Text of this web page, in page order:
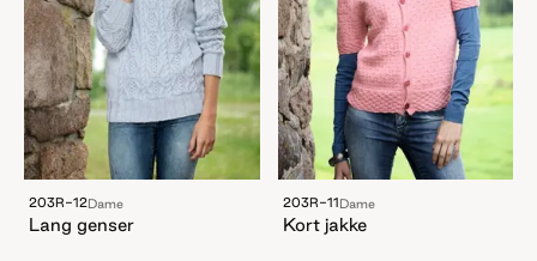
203R-12Dame
Lang genser
203R-11Dame
Kort jakke